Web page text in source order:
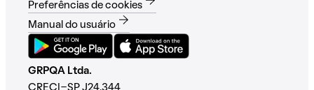
Preferências de cookies
Manual do usuário
GRPQA Ltda.